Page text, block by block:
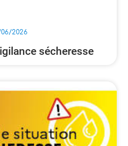
06/2026
sécheresse